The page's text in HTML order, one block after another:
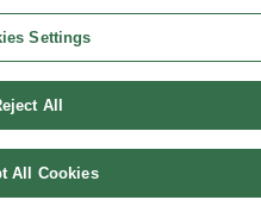
Settings
All
All Cookies